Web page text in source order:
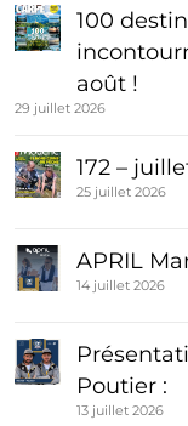
100
août !
29 juillet 2026
172 –
25 juillet 2026
APRIL
14 juillet 2026
Poutier :
13 juillet 2026